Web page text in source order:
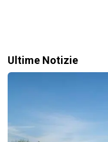
Ultime Notizie